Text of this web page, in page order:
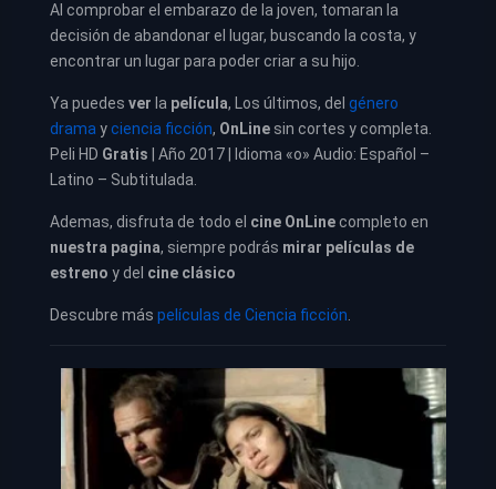
Al comprobar el embarazo de la joven, tomaran la
decisión de abandonar el lugar, buscando la costa, y
encontrar un lugar para poder criar a su hijo.
Ya puedes ver la película, Los últimos, del género
dramayciencia ficción, OnLine sin cortes y completa.
Peli HD Gratis | Año 2017 | Idioma «o» Audio: Español –
Latino – Subtitulada.
Ademas, disfruta de todo el cine OnLinecompleto en
nuestra pagina, siempre podrás mirar películas de
estreno y del cine clásico
Descubre más películas de Ciencia ficción.